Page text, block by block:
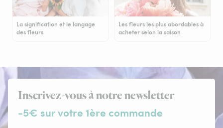
La signification et le langage
des fleurs
Les fleurs les plus abordables à
acheter selon la saison
Inscrivez-vous à notre newsletter
-5€ sur votre 1ère commande